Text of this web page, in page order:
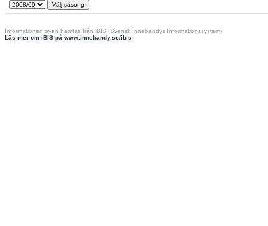
Informationen ovan hämtas från iBIS (Svensk Innebandys Informationssystem)
Läs mer om iBIS på www.innebandy.se/ibis